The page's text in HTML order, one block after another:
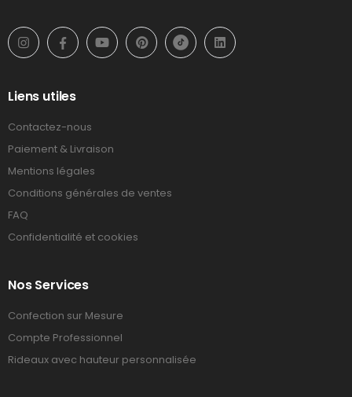
Liens utiles
Contactez-nous
Paiement & Livraison
Mentions légales
Conditions générales de ventes
FAQ
Confidentialité et cookies
Nos Services
Confection sur Mesure
Compte Professionnel
Rideaux avec hauteur personnalisée